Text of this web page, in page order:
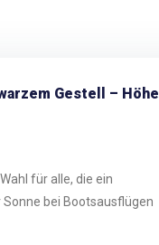
Gestell – Höhe
für alle, die ein
bei Bootsausflügen